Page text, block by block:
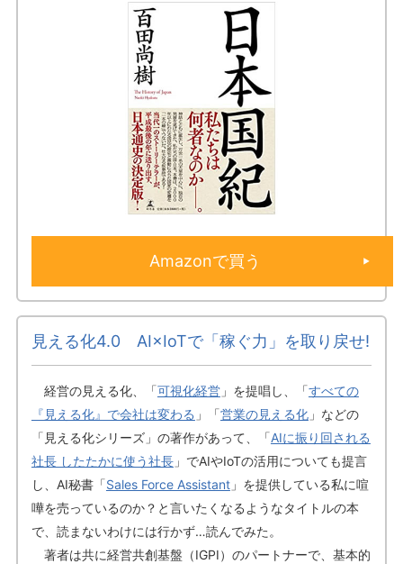
Amazonで買う
見える化4.0 AI×IoTで「稼ぐ力」を取り戻せ!
経営の見える化、「可視化経営」を提唱し、「すべての
『見える化』で会社は変わる 」「営業の見える化」などの
「見える化シリーズ」の著作があって、「AIに振り回される
社長 したたかに使う社長」でAIやIoTの活用についても提言
し、AI秘書「Sales Force Assistant」を提供している私に喧
嘩を売っているのか？と言いたくなるようなタイトルの本
で、読まないわけには行かず…読んでみた。
著者は共に経営共創基盤（IGPI）のパートナーで、基本的